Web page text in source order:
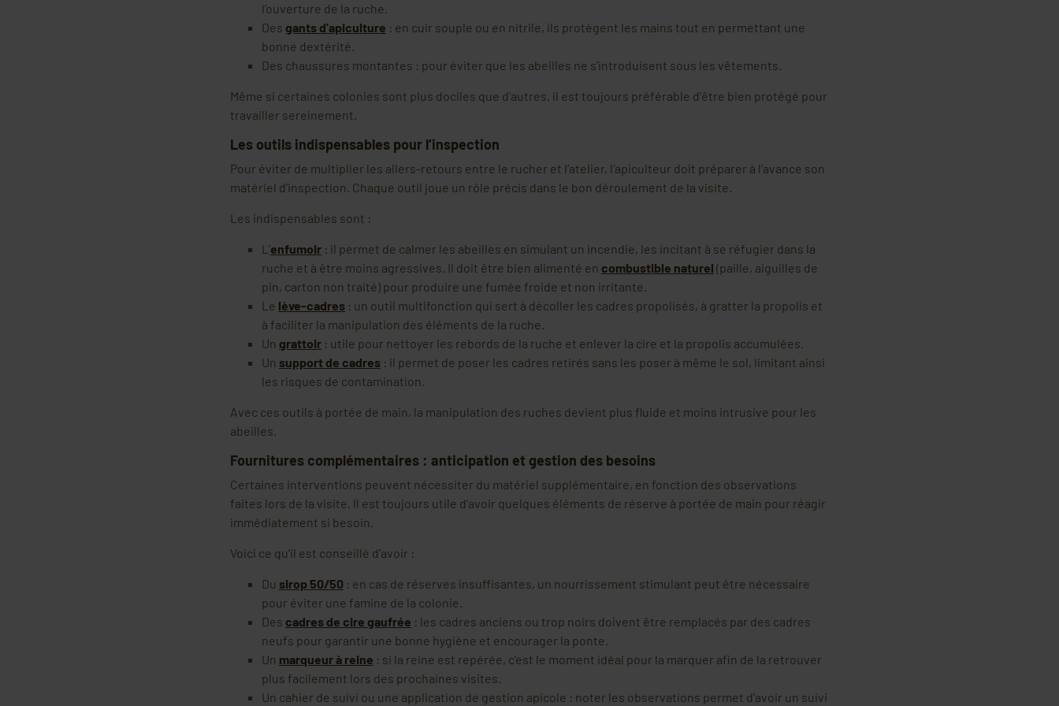
l’ouverture de la ruche.
Des gants d’apiculture : en cuir souple ou en nitrile, ils protègent les mains tout en permettant une
bonne dextérité.
Des chaussures montantes : pour éviter que les abeilles ne s’introduisent sous les vêtements.
Même si certaines colonies sont plus dociles que d’autres, il est toujours préférable d’être bien protégé pour
travailler sereinement.
Les outils indispensables pour l’inspection
Pour éviter de multiplier les allers-retours entre le rucher et l’atelier, l’apiculteur doit préparer à l’avance son
matériel d’inspection. Chaque outil joue un rôle précis dans le bon déroulement de la visite.
Les indispensables sont :
L’enfumoir : il permet de calmer les abeilles en simulant un incendie, les incitant à se réfugier dans la
ruche et à être moins agressives. Il doit être bien alimenté en combustible naturel (paille, aiguilles de
pin, carton non traité) pour produire une fumée froide et non irritante.
Le lève-cadres : un outil multifonction qui sert à décoller les cadres propolisés, à gratter la propolis et
à faciliter la manipulation des éléments de la ruche.
Un grattoir : utile pour nettoyer les rebords de la ruche et enlever la cire et la propolis accumulées.
Un support de cadres : il permet de poser les cadres retirés sans les poser à même le sol, limitant ainsi
les risques de contamination.
Avec ces outils à portée de main, la manipulation des ruches devient plus fluide et moins intrusive pour les
abeilles.
Fournitures complémentaires : anticipation et gestion des besoins
Certaines interventions peuvent nécessiter du matériel supplémentaire, en fonction des observations
faites lors de la visite. Il est toujours utile d’avoir quelques éléments de réserve à portée de main pour réagir
immédiatement si besoin.
Voici ce qu’il est conseillé d’avoir :
Du sirop 50/50 : en cas de réserves insuffisantes, un nourrissement stimulant peut être nécessaire
pour éviter une famine de la colonie.
Des cadres de cire gaufrée : les cadres anciens ou trop noirs doivent être remplacés par des cadres
neufs pour garantir une bonne hygiène et encourager la ponte.
Un marqueur à reine : si la reine est repérée, c’est le moment idéal pour la marquer afin de la retrouver
plus facilement lors des prochaines visites.
Un cahier de suivi ou une application de gestion apicole : noter les observations permet d’avoir un suivi